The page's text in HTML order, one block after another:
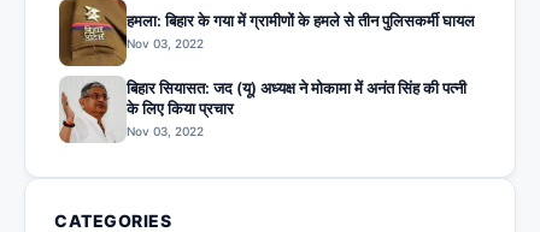
हमला: बिहार के गया में ग्रामीणों के हमले से तीन पुलिसकर्मी घायल
Nov 03, 2022
बिहार सियासत: जद (यू) अध्यक्ष ने मोकामा में अनंत सिंह की पत्नी
के लिए किया प्रचार
Nov 03, 2022
CATEGORIES